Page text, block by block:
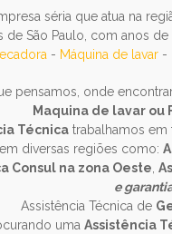
séria que atua na
São Paulo, com anos
- Máquina de lavar-
pensamos, onde
Maquina de lavar ou
Técnica trabalhamos
diversas regiões como:
Consul na zona Oeste,
e
Assistência Técnica de
uma Assistência